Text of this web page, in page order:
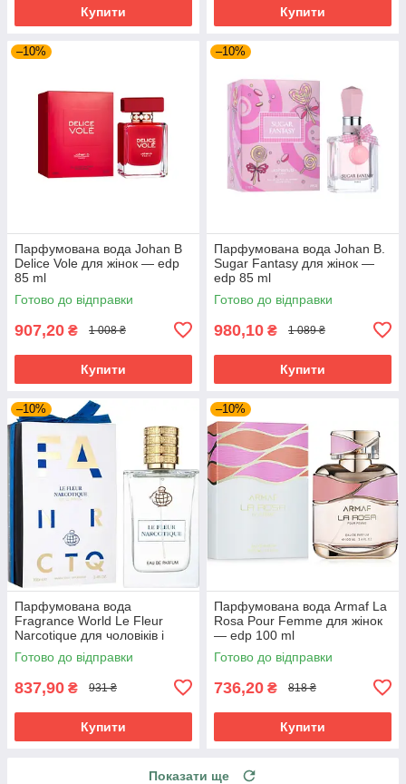
Купити Купити
–10%
Парфумована вода Johan B
Delice Vole для жінок — edp
85 ml
Готово до відправки
907,20 ₴ 1 008 ₴
Купити
–10%
Парфумована вода Johan B.
Sugar Fantasy для жінок —
edp 85 ml
Готово до відправки
980,10 ₴ 1 089 ₴
Купити
–10%
Парфумована вода
Fragrance World Le Fleur
Narcotique для чоловіків і
жінок edp 100 ml
Готово до відправки
837,90 ₴ 931 ₴
Купити
–10%
Парфумована вода Armaf La
Rosa Pour Femme для жінок
— edp 100 ml
Готово до відправки
736,20 ₴ 818 ₴
Купити
Показати ще